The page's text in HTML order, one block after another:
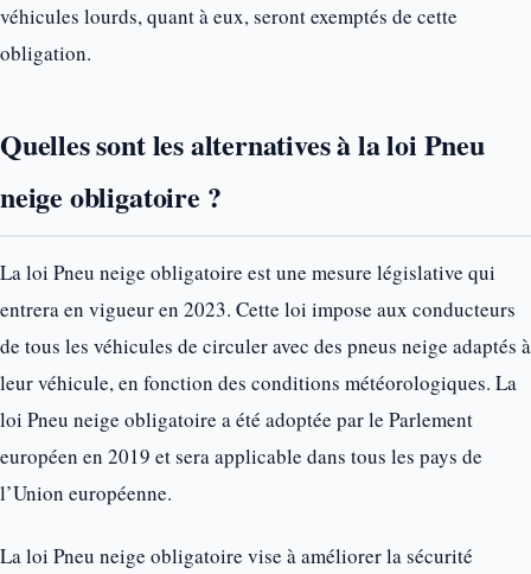
véhicules lourds, quant à eux, seront exemptés de cette
obligation.
Quelles sont les alternatives à la loi Pneu
neige obligatoire ?
La loi Pneu neige obligatoire est une mesure législative qui
entrera en vigueur en 2023. Cette loi impose aux conducteurs
de tous les véhicules de circuler avec des pneus neige adaptés à
leur véhicule, en fonction des conditions météorologiques. La
loi Pneu neige obligatoire a été adoptée par le Parlement
européen en 2019 et sera applicable dans tous les pays de
l’Union européenne.
La loi Pneu neige obligatoire vise à améliorer la sécurité